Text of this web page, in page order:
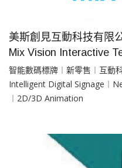
美斯創見互動科技有限
Mix Vision Interactive
智能數碼標牌︱新零售︱互動
Intelligent Digital
︱2D/3D Animation